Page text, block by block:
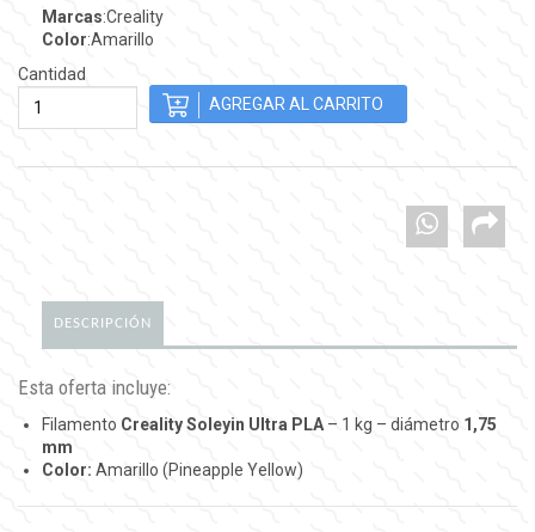
Marcas:Creality
Color:Amarillo
Cantidad
DESCRIPCIÓN
Esta oferta incluye:
Filamento Creality Soleyin Ultra PLA – 1 kg – diámetro 1,75
mm
Color: Amarillo (Pineapple Yellow)